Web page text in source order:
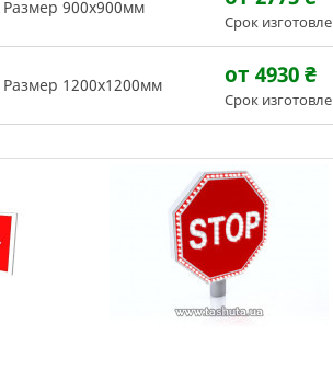
Размер 900х900мм
Срок
Размер 1200х1200мм от 4930₴
Срок